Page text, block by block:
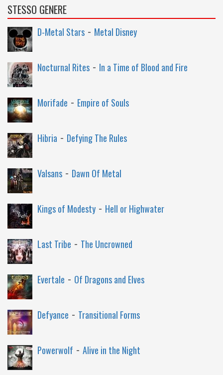
STESSO GENERE
D-Metal Stars - Metal Disney
Nocturnal Rites - In a Time of Blood and Fire
Morifade - Empire of Souls
Hibria - Defying The Rules
Valsans - Dawn Of Metal
Kings of Modesty - Hell or Highwater
Last Tribe - The Uncrowned
Evertale - Of Dragons and Elves
Defyance - Transitional Forms
Powerwolf - Alive in the Night